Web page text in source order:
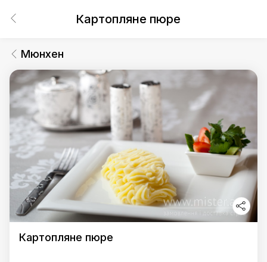
Картопляне пюре
Мюнхен
Картопляне пюре